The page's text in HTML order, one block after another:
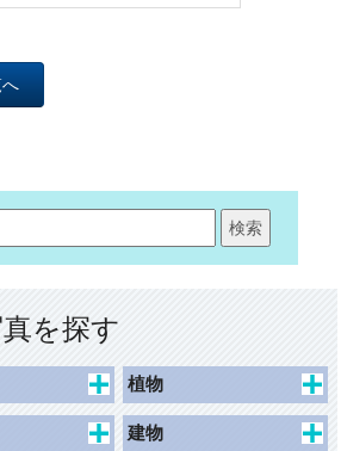
を探す
植物
桜
建物